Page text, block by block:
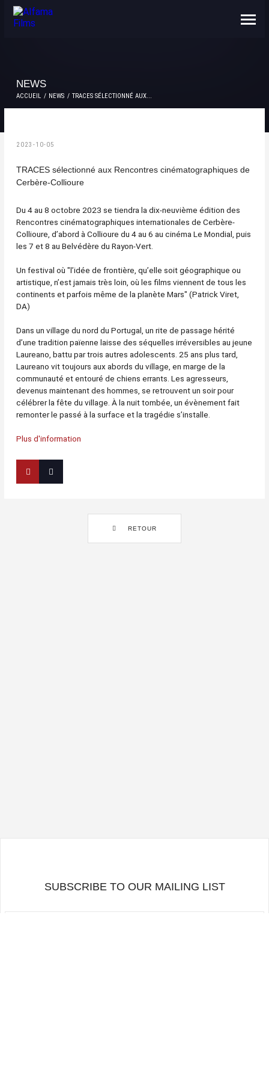
NOUS CONNAÎTRE
CONTACTS
NEWS
ACCUEIL NEWS TRACES SÉLECTIONNÉ AUX...
2023-10-05
TRACES sélectionné aux Rencontres cinématographiques de
Cerbère-Collioure
Du 4 au 8 octobre 2023 se tiendra la dix-neuvième édition des
Rencontres cinématographiques internationales de Cerbère-
Collioure, d’abord à Collioure du 4 au 6 au cinéma Le Mondial, puis
les 7 et 8 au Belvédère du Rayon-Vert.
Un festival où "l’idée de frontière, qu’elle soit géographique ou
artistique, n’est jamais très loin, où les films viennent de tous les
continents et parfois même de la planète Mars" (Patrick Viret,
DA)
Dans un village du nord du Portugal, un rite de passage hérité
d’une tradition païenne laisse des séquelles irréversibles au jeune
Laureano, battu par trois autres adolescents. 25 ans plus tard,
Laureano vit toujours aux abords du village, en marge de la
communauté et entouré de chiens errants. Les agresseurs,
devenus maintenant des hommes, se retrouvent un soir pour
célébrer la fête du village. À la nuit tombée, un évènement fait
remonter le passé à la surface et la tragédie s’installe.
Plus d'information
RETOUR
SUBSCRIBE TO OUR MAILING LIST